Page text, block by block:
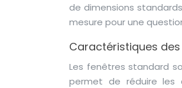
de dimensions
mesure pour une
Caractéristiques
Les fenêtres standard
permet de réduire les